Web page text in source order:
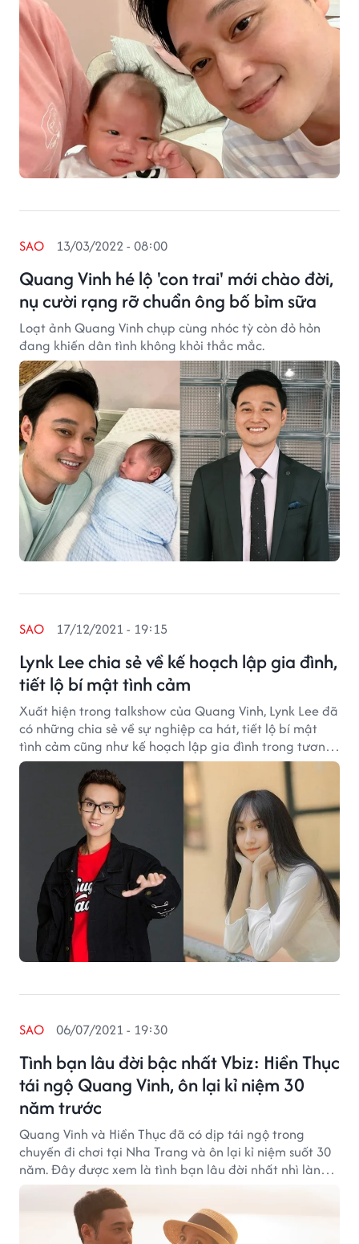
Quang Vinh hé lộ 'con trai' mới chào đời,
nụ cười rạng rỡ chuẩn ông bố bỉm sữa
SAO 13/03/2022 - 08:00
Loạt ảnh Quang Vinh chụp cùng nhóc tỳ còn đỏ hỏn
đang khiến dân tình không khỏi thắc mắc.
Lynk Lee chia sẻ về kế hoạch lập gia đình,
tiết lộ bí mật tình cảm
SAO 17/12/2021 - 19:15
Xuất hiện trong talkshow của Quang Vinh, Lynk Lee đã
có những chia sẻ về sự nghiệp ca hát, tiết lộ bí mật
tình cảm cũng như kế hoạch lập gia đình trong tương
lai.
Tình bạn lâu đời bậc nhất Vbiz: Hiền Thục
tái ngộ Quang Vinh, ôn lại kỉ niệm 30
năm trước
SAO 06/07/2021 - 19:30
Quang Vinh và Hiền Thục đã có dịp tái ngộ trong
chuyến đi chơi tại Nha Trang và ôn lại kỉ niệm suốt 30
năm. Đây được xem là tình bạn lâu đời nhất nhì làng
nhạc Việt!